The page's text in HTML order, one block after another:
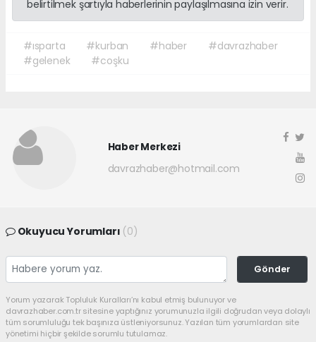
belirtilmek şartıyla haberlerinin paylaşılmasına izin verir.
#ısparta #kurban #haber
#davrazhaber
#gelenek
#coşku
Haber Merkezi
davrazhaber@hotmail.com
Okuyucu Yorumları (0)
Gönder
Yorum yazarak Topluluk Kuralları’nı kabul etmiş bulunuyor ve
davrazhaber.com.tr sitesine yaptığınız yorumunuzla ilgili doğrudan veya dolaylı
tüm sorumluluğu tek başınıza üstleniyorsunuz. Yazılan tüm yorumlardan site
yönetimi hiçbir şekilde sorumlu tutulamaz.